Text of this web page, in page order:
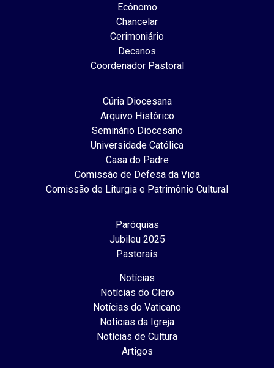
Ecônomo
Chancelar
Cerimoniário
Decanos
Coordenador Pastoral
Cúria Diocesana
Arquivo Histórico
Seminário Diocesano
Universidade Católica
Casa do Padre
Comissão de Defesa da Vida
Comissão de Liturgia e Patrimônio Cultural
Paróquias
Jubileu 2025
Pastorais
Notícias
Notícias do Clero
Notícias do Vaticano
Notícias da Igreja
Notícias de Cultura
Artigos